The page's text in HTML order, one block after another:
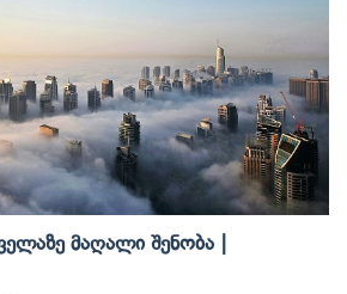
Მაღალი Შენობა |